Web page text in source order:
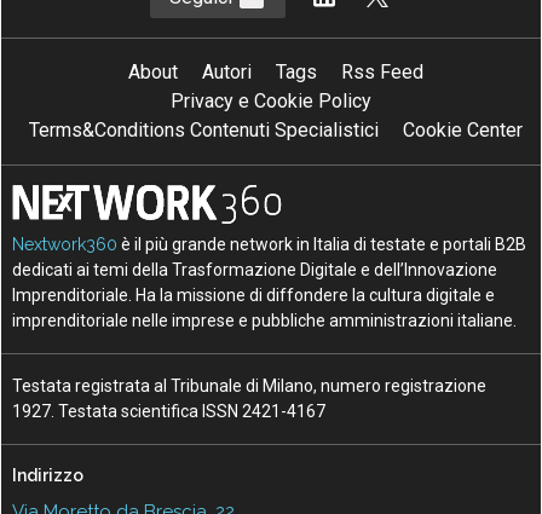
About Autori Tags
Rss Feed
Privacy e Cookie Policy
Terms&Conditions Contenuti Specialistici
Cookie Center
Nextwork360 è il più grande network in Italia di testate e portali B2B
dedicati ai temi della Trasformazione Digitale e dell’Innovazione
Imprenditoriale. Ha la missione di diffondere la cultura digitale e
imprenditoriale nelle imprese e pubbliche amministrazioni italiane.
Testata registrata al Tribunale di Milano, numero registrazione
1927. Testata scientifica ISSN 2421-4167
Indirizzo